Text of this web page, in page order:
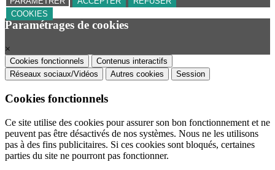
COOKIES
Paramétrages de cookies
×
Cookies fonctionnels
Contenus interactifs
Réseaux sociaux/Vidéos
Autres cookies Session
Cookies fonctionnels
Ce site utilise des cookies pour assurer son bon fonctionnement et ne
peuvent pas être désactivés de nos systèmes. Nous ne les utilisons
pas à des fins publicitaires. Si ces cookies sont bloqués, certaines
parties du site ne pourront pas fonctionner.